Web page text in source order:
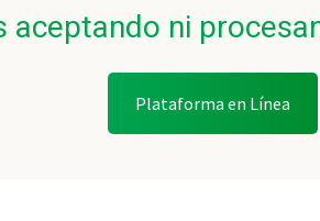
aceptando ni
Plataforma en Línea